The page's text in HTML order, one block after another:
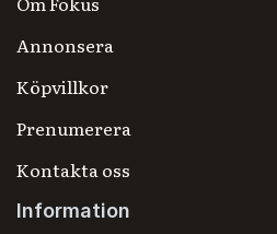
Annonsera
Köpvillkor
Prenumerera
Kontakta oss
Information